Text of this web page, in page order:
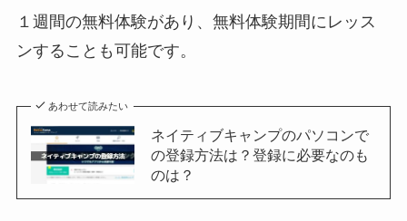
１週間の無料体験があり、無料体験期間にレッス
ンすることも可能です。
あわせて読みたい
ネイティブキャンプのパソコンで
の登録方法は？登録に必要なのも
のは？